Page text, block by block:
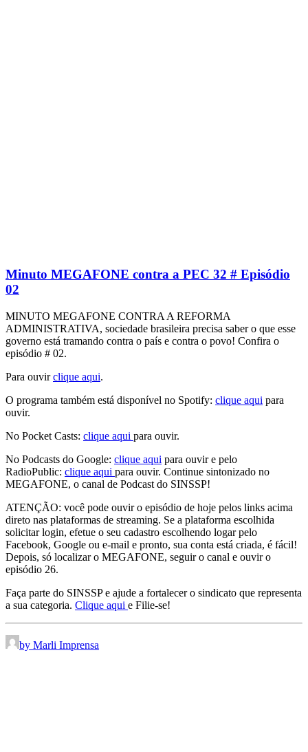
Minuto MEGAFONE contra a PEC 32 # Episódio
02
MINUTO MEGAFONE CONTRA A REFORMA
ADMINISTRATIVA, sociedade brasileira precisa saber o que esse
governo está tramando contra o país e contra o povo! Confira o
episódio # 02.
Para ouvirclique aqui.
O programa também está disponível no Spotify: clique aqui para
ouvir.
No Pocket Casts: clique aqui para ouvir.
No Podcasts do Google: clique aqui para ouvir e pelo
RadioPublic: clique aqui para ouvir. Continue sintonizado no
MEGAFONE, o canal de Podcast do SINSSP!
ATENÇÃO: você pode ouvir o episódio de hoje pelos links acima
direto nas plataformas de streaming. Se a plataforma escolhida
solicitar login, efetue o seu cadastro escolhendo logar pelo
Facebook, Google ou e-mail e pronto, sua conta está criada, é fácil!
Depois, só localizar o MEGAFONE, seguir o canal e ouvir o
episódio 26.
Faça parte do SINSSP e ajude a fortalecer o sindicato que representa
a sua categoria. Clique aqui e Filie-se!
by Marli Imprensa